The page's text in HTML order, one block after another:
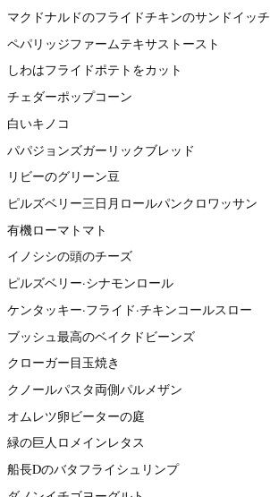
マクドナルドのフライドチキンのサンドイッチ
ペパリッジファームテキサストースト
しわはフライドポテトをカット
チェダーポップコーン
白いキノコ
パパジョンズガーリックブレッド
リビーのグリーン豆
ピルズベリー三日月ロールパンクロワッサン
有機ローマトマト
イノシシの頭のチーズ
ピルズベリー·シナモンロール
ケンタッキー·フライド·チキンコールスロー
ブッシュ最高のベイクドビーンズ
クローガー目玉焼き
クノールパスタ両側パルメザン
オムレツ卵ビーターの庭
緑の巨人ロメインレタス
船長Dのバタフライシュリンプ